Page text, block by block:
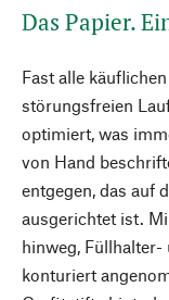
Das Papier.
Fast alle
störungsfreien
optimiert, was
von Hand
entgegen, das auf
ausgerichtet ist.
hinweg,
konturiert